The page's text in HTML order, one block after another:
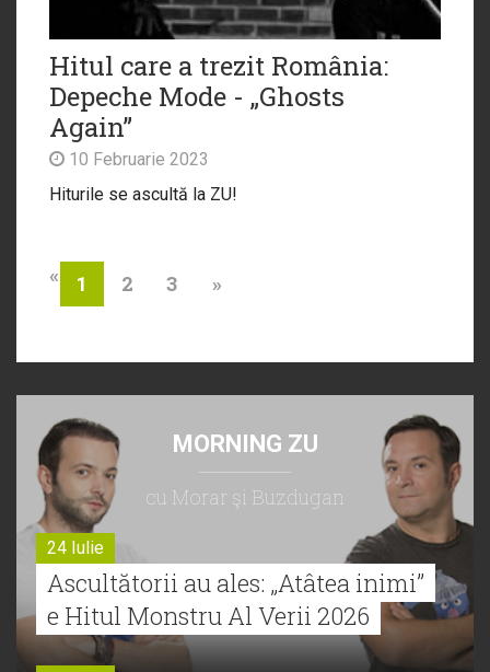
Hitul care a trezit România:
Depeche Mode - „Ghosts
Again”
10 Februarie 2023
Hiturile se ascultă la ZU!
« 1 2 3 »
MORNING ZU
cu Morar şi Buzdugan
24 Iulie
Ascultătorii au ales: „Atâtea inimi”
e Hitul Monstru Al Verii 2026